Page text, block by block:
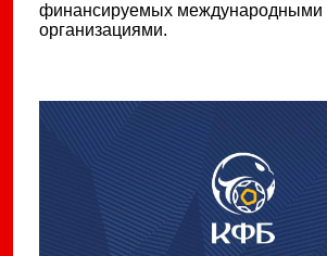
финансируемых международными
организациями.